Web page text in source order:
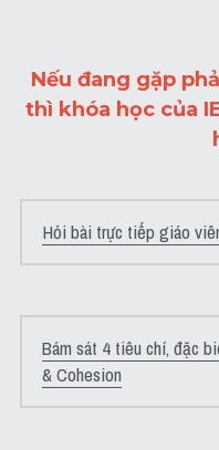
Đề thi thật Task 2
Writing
Reading
Homepage
Nếu đang gặp
thì khóa học của
Hỏi bài trực tiếp giáo
Bám sát 4 tiêu chí, đặc
& Cohesion